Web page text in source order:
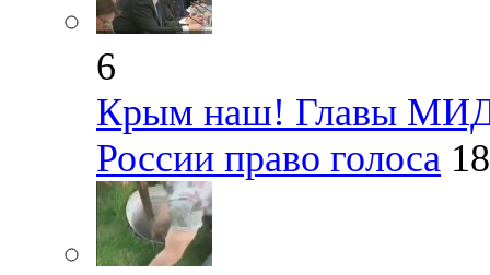
6
Крым наш! Главы МИД
России право голоса